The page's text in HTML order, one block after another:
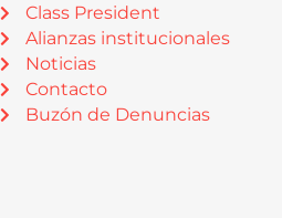
Class President
Alianzas institucionales
Noticias
Contacto
Buzón de Denuncias